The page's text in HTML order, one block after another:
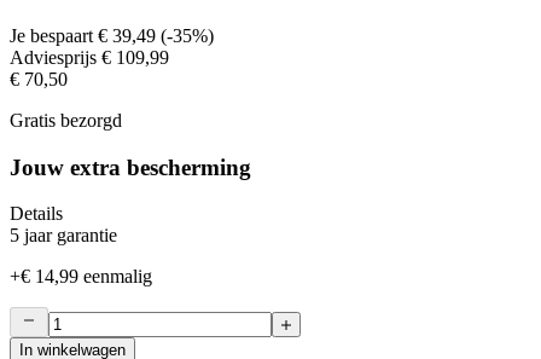
Je bespaart € 39,49 (-35%)
Adviesprijs € 109,99
€ 70,50
Gratis bezorgd
Jouw extra bescherming
Details
5 jaar garantie
+€ 14,99 eenmalig
In winkelwagen